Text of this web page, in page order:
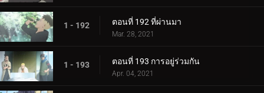
1 - 192 ตอนที่ 192 ที่ผ่านมา
Mar. 28, 2021
1 - 193 ตอนที่ 193 การอยู่ร่วมกัน
Apr. 04, 2021